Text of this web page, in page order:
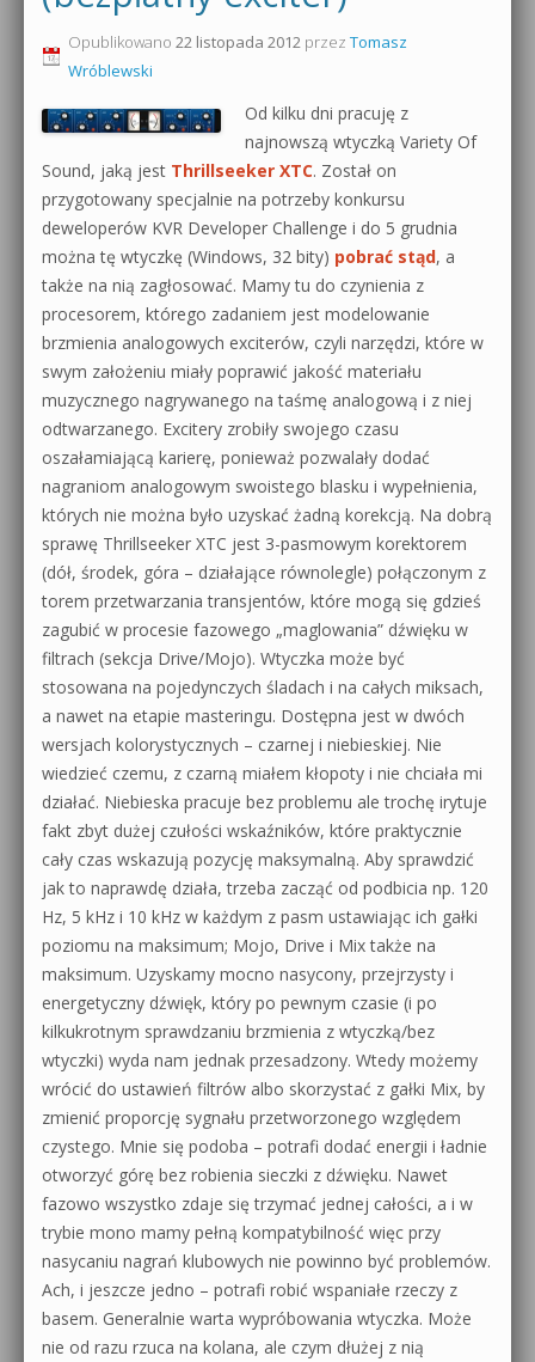
Produkcja muzyczna od podstaw
Sylenth1 od podstaw
Sound Forge od podstaw
Dubstep z syntezatorem Massive
Kontakt 5 Kompendium
Pakiety
0dB.pl - informacje
Archiwum aktualności
Polityka prywatności
Działanie sklepu internetowego
Wyszukiwanie
Opublikowano 22 listopada 2012 przez Tomasz
Wróblewski
Od kilku dni pracuję z
najnowszą wtyczką Variety Of
Sound, jaką jest Thrillseeker XTC. Został on
przygotowany specjalnie na potrzeby konkursu
deweloperów KVR Developer Challenge i do 5 grudnia
można tę wtyczkę (Windows, 32 bity) pobrać stąd, a
także na nią zagłosować. Mamy tu do czynienia z
procesorem, którego zadaniem jest modelowanie
brzmienia analogowych exciterów, czyli narzędzi, które w
swym założeniu miały poprawić jakość materiału
muzycznego nagrywanego na taśmę analogową i z niej
odtwarzanego. Excitery zrobiły swojego czasu
oszałamiającą karierę, ponieważ pozwalały dodać
nagraniom analogowym swoistego blasku i wypełnienia,
których nie można było uzyskać żadną korekcją. Na dobrą
sprawę Thrillseeker XTC jest 3-pasmowym korektorem
(dół, środek, góra – działające równolegle) połączonym z
torem przetwarzania transjentów, które mogą się gdzieś
zagubić w procesie fazowego „maglowania” dźwięku w
filtrach (sekcja Drive/Mojo). Wtyczka może być
stosowana na pojedynczych śladach i na całych miksach,
a nawet na etapie masteringu. Dostępna jest w dwóch
wersjach kolorystycznych – czarnej i niebieskiej. Nie
wiedzieć czemu, z czarną miałem kłopoty i nie chciała mi
działać. Niebieska pracuje bez problemu ale trochę irytuje
fakt zbyt dużej czułości wskaźników, które praktycznie
cały czas wskazują pozycję maksymalną. Aby sprawdzić
jak to naprawdę działa, trzeba zacząć od podbicia np. 120
Hz, 5 kHz i 10 kHz w każdym z pasm ustawiając ich gałki
poziomu na maksimum; Mojo, Drive i Mix także na
maksimum. Uzyskamy mocno nasycony, przejrzysty i
energetyczny dźwięk, który po pewnym czasie (i po
kilkukrotnym sprawdzaniu brzmienia z wtyczką/bez
wtyczki) wyda nam jednak przesadzony. Wtedy możemy
wrócić do ustawień filtrów albo skorzystać z gałki Mix, by
zmienić proporcję sygnału przetworzonego względem
czystego. Mnie się podoba – potrafi dodać energii i ładnie
otworzyć górę bez robienia sieczki z dźwięku. Nawet
fazowo wszystko zdaje się trzymać jednej całości, a i w
trybie mono mamy pełną kompatybilność więc przy
nasycaniu nagrań klubowych nie powinno być problemów.
Ach, i jeszcze jedno – potrafi robić wspaniałe rzeczy z
basem. Generalnie warta wypróbowania wtyczka. Może
nie od razu rzuca na kolana, ale czym dłużej z nią